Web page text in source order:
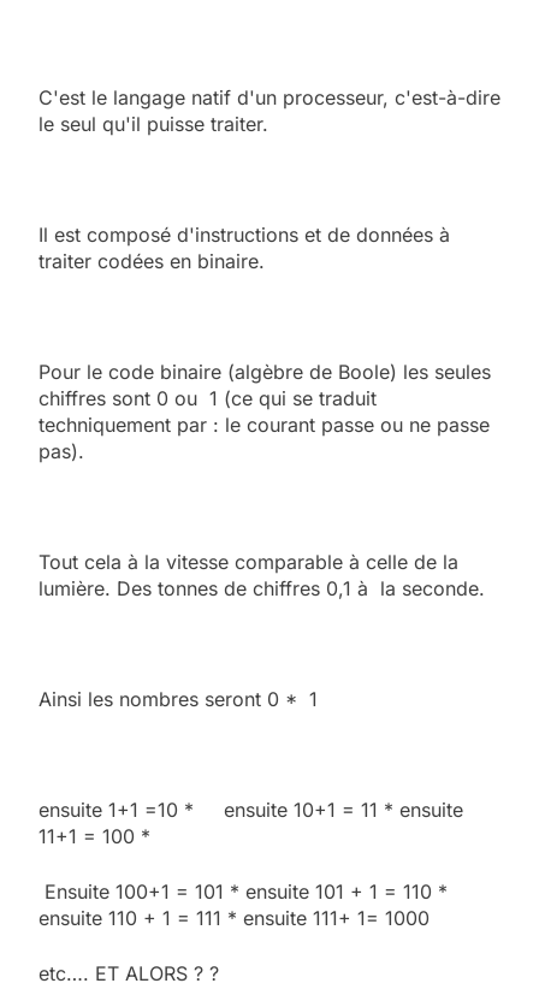
C'est le langage natif d'un processeur, c'est-à-dire
le seul qu'il puisse traiter.
Il est composé d'instructions et de données à
traiter codées en binaire.
Pour le code binaire (algèbre de Boole) les seules
chiffres sont 0 ou 1 (ce qui se traduit
techniquement par : le courant passe ou ne passe
pas).
Tout cela à la vitesse comparable à celle de la
lumière. Des tonnes de chiffres 0,1 à la seconde.
Ainsi les nombres seront 0 * 1
ensuite 1+1 =10 * ensuite 10+1 = 11 * ensuite
11+1 = 100 *
Ensuite 100+1 = 101 * ensuite 101 + 1 = 110 *
ensuite 110 + 1 = 111 * ensuite 111+ 1= 1000
etc…. ET ALORS ? ?